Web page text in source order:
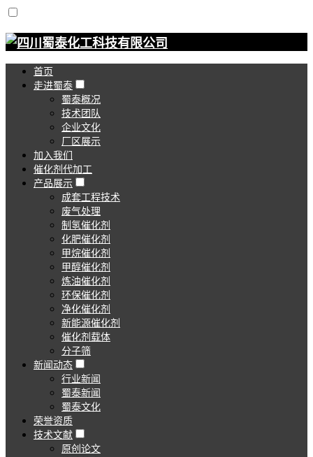
首页
走进蜀泰
蜀泰概况
技术团队
企业文化
厂区展示
加入我们
催化剂代加工
产品展示
成套工程技术
废气处理
制氢催化剂
化肥催化剂
甲烷催化剂
甲醇催化剂
炼油催化剂
环保催化剂
净化催化剂
新能源催化剂
催化剂载体
分子筛
新闻动态
行业新闻
蜀泰新闻
蜀泰文化
荣誉资质
技术文献
原创论文